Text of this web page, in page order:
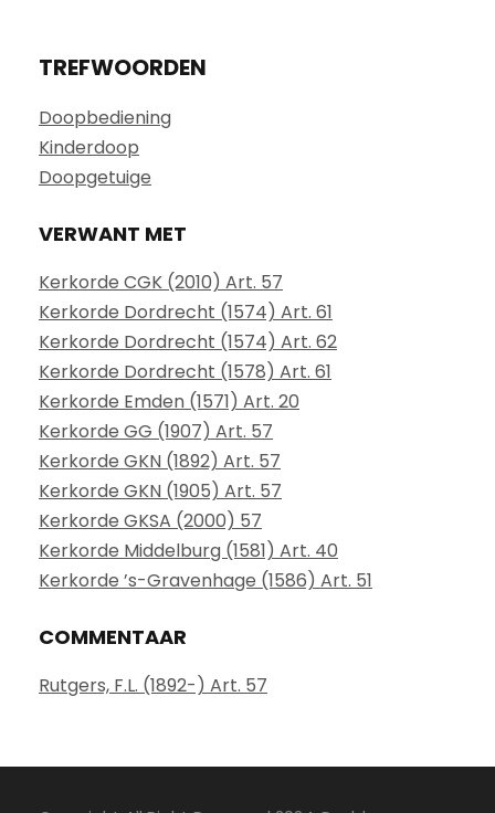
TREFWOORDEN
Doopbediening
Kinderdoop
Doopgetuige
VERWANT MET
Kerkorde CGK (2010) Art. 57
Kerkorde Dordrecht (1574) Art. 61
Kerkorde Dordrecht (1574) Art. 62
Kerkorde Dordrecht (1578) Art. 61
Kerkorde Emden (1571) Art. 20
Kerkorde GG (1907) Art. 57
Kerkorde GKN (1892) Art. 57
Kerkorde GKN (1905) Art. 57
Kerkorde GKSA (2000) 57
Kerkorde Middelburg (1581) Art. 40
Kerkorde ’s-Gravenhage (1586) Art. 51
COMMENTAAR
Rutgers, F.L. (1892-) Art. 57